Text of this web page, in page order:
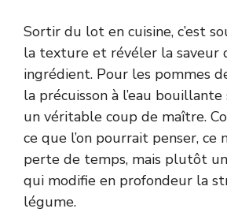
Sortir du lot en cuisine, c’est
la texture et révéler la saveur
ingrédient. Pour les pommes
la précuisson à l’eau
un véritable coup de maître.
ce que l’on pourrait penser, ce
perte de temps, mais plutôt
qui modifie en profondeur la
légume.